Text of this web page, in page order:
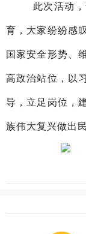
此次活动
育，大家纷纷感
国家安全形势、
高政治站位，以
导，立足岗位，
族伟大复兴做出